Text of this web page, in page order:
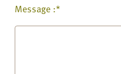
Message :*